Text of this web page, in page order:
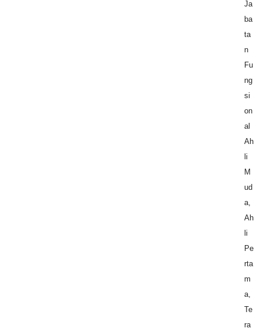
Ja
ba
ta
n
Fu
ng
si
on
al
Ah
li
M
ud
a,
Ah
li
Pe
rta
m
a,
Te
ra